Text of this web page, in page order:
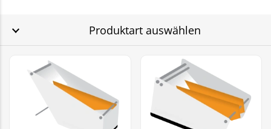
Produktart auswählen